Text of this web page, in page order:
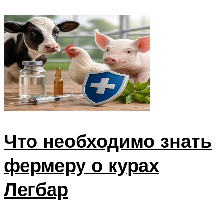
Что необходимо знать
фермеру о курах
Легбар